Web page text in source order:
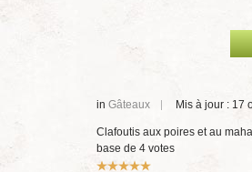
in Gâteaux Mis à jour : 17
Clafoutis aux poires et au
base de 4 votes
Vote